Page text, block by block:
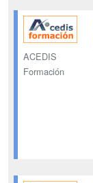
ACEDIS
Formación